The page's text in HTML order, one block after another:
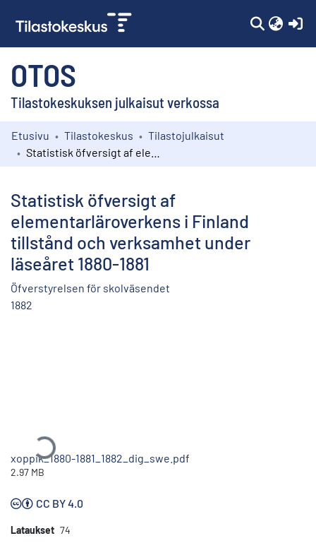
OTOS
Tilastokeskuksen julkaisut verkossa
Kokoelmat
Etusivu Tilastokeskus
Tilastojulkaisut
Statistisk öfversigt af
elementarläroverkens i Finland
tillstånd och verksamhet under
läseåret 1880-1881
Öfverstyrelsen för skolväsendet
1882
Ladataan...
xoppik_1880-1881_1882_dig_swe.pdf
2.97 MB
CC BY 4.0
Lataukset 74